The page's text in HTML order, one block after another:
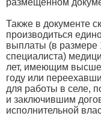
размещенном
Также в документе
производиться
выплаты (в размере
специалиста)
лет, имеющим
году или
для работы в селе,
и заключившим
исполнительной